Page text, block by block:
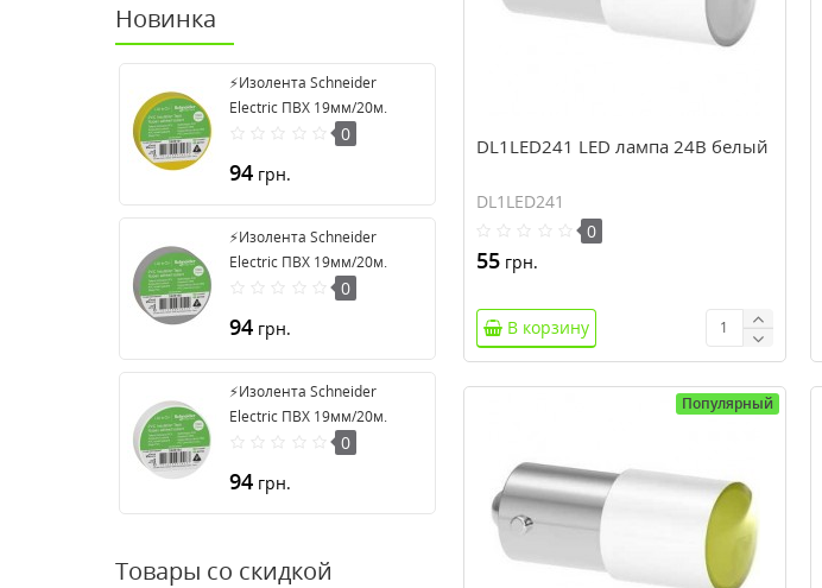
Новинка
⚡Изолента Schneider
Electric ПВХ 19мм/20м.
Цвет "Желтый" (2420101)
0
94 грн.
⚡Изолента Schneider
Electric ПВХ 19мм/20м.
Цвет "Серый" (2420108)
0
94 грн.
⚡Изолента Schneider
Electric ПВХ 19мм/20м.
Цвет "Белый" (2420104)
0
94 грн.
Товары со скидкой
DL1LED241 LED лампа 24В белый
DL1LED241
0
55грн.
В корзину
Популярный